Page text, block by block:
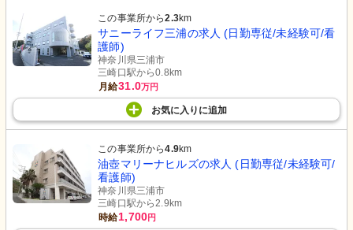
この事業所から2.3km
サニーライフ三浦の求人 (日勤専従/未経験可/看
護師)
神奈川県三浦市
三崎口駅から0.8km
月給31.0万円
お気に入り に追加
この事業所から4.9km
油壺マリーナヒルズの求人 (日勤専従/未経験可/
看護師)
神奈川県三浦市
三崎口駅から2.9km
時給1,700円